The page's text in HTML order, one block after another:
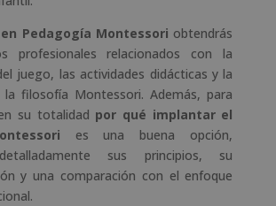
Pedagogía Montessori obtendrás
profesionales relacionados con la
juego, las actividades didácticas y la
la filosofía Montessori. Además, para
su totalidad por qué implantar el
es una buena opción,
sus principios, su
y una comparación con el enfoque